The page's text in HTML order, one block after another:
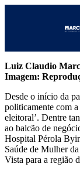
Luiz Claudio
Imagem:
Desde o início da
politicamente com a
eleitoral’. Dentre
ao balcão de
Hospital Pérola
Saúde de Mulher
Vista para a região